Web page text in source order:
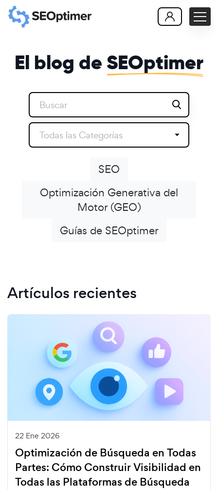
El blog de SEOptimer
Todas las Categorías
SEO
Optimización Generativa del
Motor (GEO)
Guías de SEOptimer
Artículos recientes
22 Ene 2026
Optimización de Búsqueda en Todas
Partes: Cómo Construir Visibilidad en
Todas las Plataformas de Búsqueda